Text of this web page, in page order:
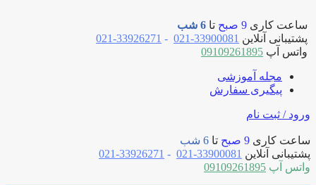
ساعت کاری 9 صبح تا 6 شب
پشتیبانی آنلاین 33900081-021
-
33926271-021
واتس آپ 09109261895
مجله آموزشی
پیگیری سفارش
ورود / ثبت نام
ساعت کاری 9 صبح تا 6 شب
پشتیبانی آنلاین 33900081-021
-
33926271-021
واتس آپ 09109261895